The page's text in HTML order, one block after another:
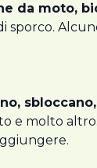
da moto,
sporco.
e molto